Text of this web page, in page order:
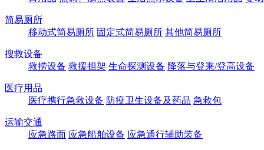
简易厕所
移动式简易厕所 固定式简易厕所 其他简易厕所
搜救设备
救捞设备 救援担架 生命探测设备 降落与登乘/登高设备
医疗用品
医疗携行急救设备 防疫卫生设备及药品 急救包
运输交通
应急路面 应急船舶设备 应急通行辅助装备